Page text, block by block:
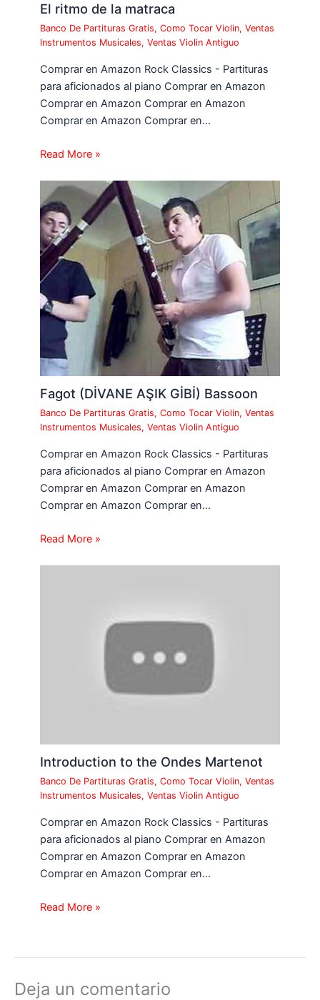
El ritmo de la matraca
Banco De Partituras Gratis,Como Tocar Violin,Ventas
Instrumentos Musicales,Ventas Violin Antiguo
Comprar en Amazon Rock Classics - Partituras
para aficionados al piano Comprar en Amazon
Comprar en Amazon Comprar en Amazon
Comprar en Amazon Comprar en…
Read More »
Fagot (DİVANE AŞIK GİBİ) Bassoon
Banco De Partituras Gratis,Como Tocar Violin,Ventas
Instrumentos Musicales,Ventas Violin Antiguo
Comprar en Amazon Rock Classics - Partituras
para aficionados al piano Comprar en Amazon
Comprar en Amazon Comprar en Amazon
Comprar en Amazon Comprar en…
Read More »
Introduction to the Ondes Martenot
Banco De Partituras Gratis,Como Tocar Violin,Ventas
Instrumentos Musicales,Ventas Violin Antiguo
Comprar en Amazon Rock Classics - Partituras
para aficionados al piano Comprar en Amazon
Comprar en Amazon Comprar en Amazon
Comprar en Amazon Comprar en…
Read More »
Deja un comentario